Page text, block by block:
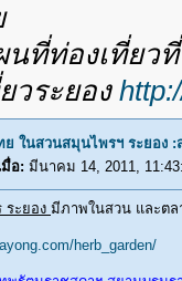
ที่ท่องเที่ยว
วระยอง
ในสวนสมุนไพรฯ ระยอง
มื่อ: มีนาคม 14, 2011,
ระยอง มีภาพในสวน และต
herb_garden/